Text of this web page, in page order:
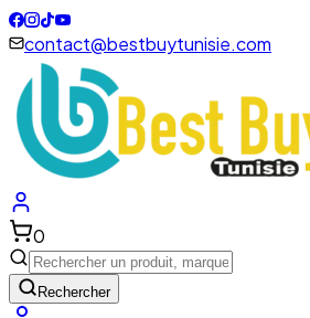
contact@bestbuytunisie.com
0
Rechercher